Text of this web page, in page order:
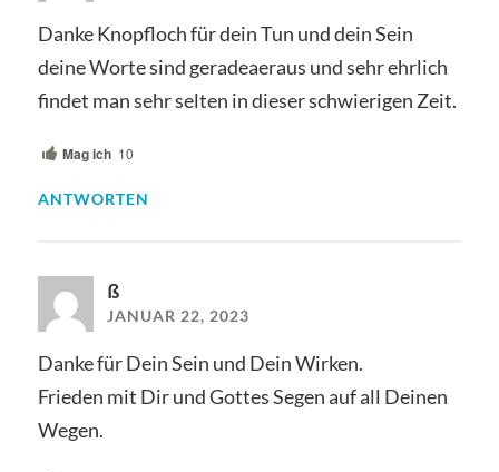
Danke Knopfloch für dein Tun und dein Sein
deine Worte sind geradeaeraus und sehr ehrlich
findet man sehr selten in dieser schwierigen Zeit.
Mag ich 10
ANTWORTEN
ß
JANUAR 22, 2023
Danke für Dein Sein und Dein Wirken.
Frieden mit Dir und Gottes Segen auf all Deinen
Wegen.